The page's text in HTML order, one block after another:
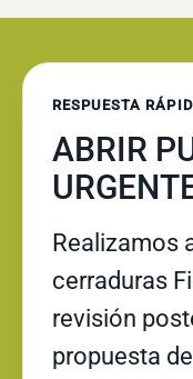
RESPUESTA
ABRIR
Realizamos
cerraduras
revisión
propuesta